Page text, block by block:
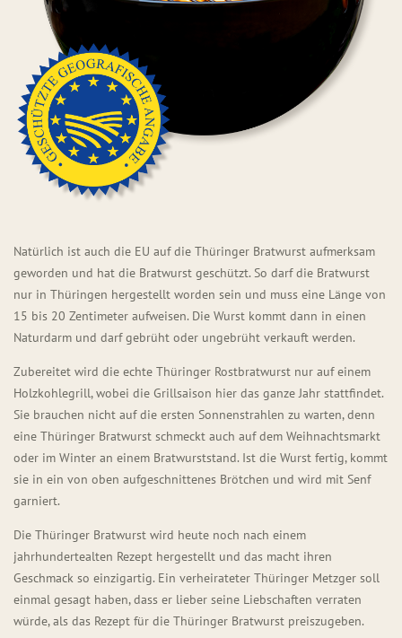
Natürlich ist auch die EU auf die Thüringer Bratwurst aufmerksam
geworden und hat die Bratwurst geschützt. So darf die Bratwurst
nur in Thüringen hergestellt worden sein und muss eine Länge von
15 bis 20 Zentimeter aufweisen. Die Wurst kommt dann in einen
Naturdarm und darf gebrüht oder ungebrüht verkauft werden.
Zubereitet wird die echte Thüringer Rostbratwurst nur auf einem
Holzkohlegrill, wobei die Grillsaison hier das ganze Jahr stattfindet.
Sie brauchen nicht auf die ersten Sonnenstrahlen zu warten, denn
eine Thüringer Bratwurst schmeckt auch auf dem Weihnachtsmarkt
oder im Winter an einem Bratwurststand. Ist die Wurst fertig, kommt
sie in ein von oben aufgeschnittenes Brötchen und wird mit Senf
garniert.
Die Thüringer Bratwurst wird heute noch nach einem
jahrhundertealten Rezept hergestellt und das macht ihren
Geschmack so einzigartig. Ein verheirateter Thüringer Metzger soll
einmal gesagt haben, dass er lieber seine Liebschaften verraten
würde, als das Rezept für die Thüringer Bratwurst preiszugeben.